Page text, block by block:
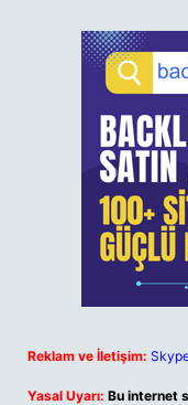
Reklam ve İletişim:
Yasal Uyarı: Bu internet